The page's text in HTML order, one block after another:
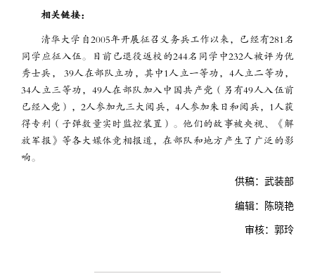
相关链接：
清华大学自2005年开展征召义务兵工作以来，已经有281名
同学应征入伍。目前已退役返校的244名同学中232人被评为优
秀士兵， 39人在部队立功，其中1人立一等功，4人立二等功，
34人立三等功，49人在部队加入中国共产党（另有49人入伍前
已经入党），2人参加九三大阅兵，4人参加朱日和阅兵，1人获
得专利（子弹数量实时监控装置）。他们的故事被央视、《 解
放军报 》等各大媒体竞相报道，在部队和地方产生了广泛的影
响。
供稿：武装部
编辑：陈晓艳
审核：郭玲